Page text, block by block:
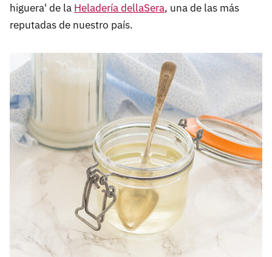
higuera' de la Heladería dellaSera, una de las más
reputadas de nuestro país.